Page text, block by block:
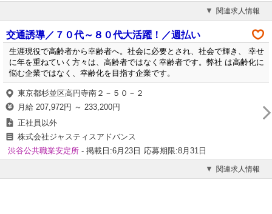
関連求人情報
交通誘導／７０代～８０代大活躍！／週払い
生涯現役で高齢者から幸齢者へ。社会に必要とされ、社会で輝き、 幸せ
に年を重ねていく方々は、高齢者ではなく幸齢者です。弊社 は高齢化に
悩む企業ではなく、幸齢化を目指す企業です。
東京都杉並区高円寺南２－５０－２
月給 207,972円 ～ 233,200円
正社員以外
株式会社ジャスティスアドバンス
渋谷公共職業安定所 - 掲載日:6月23日 応募期限:8月31日
関連求人情報